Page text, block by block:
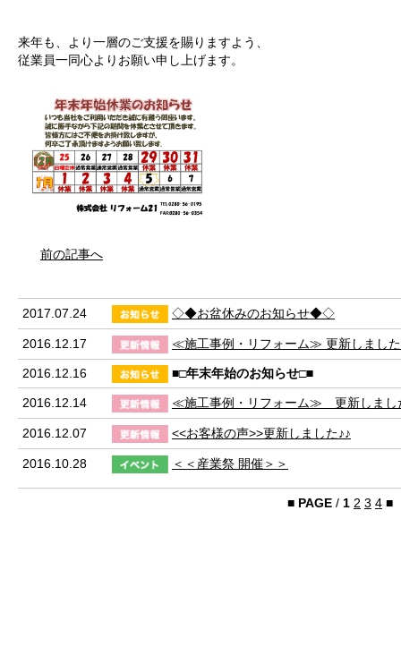
来年も、より一層のご支援を賜りますよう、
従業員一同心よりお願い申し上げます。
前の記事へ
2017.07.24 ◇◆お盆休みのお知らせ◆◇
2016.12.17 ​≪施工事例・リフォーム≫ 更新しまし
2016.12.16 ​■□年末年始のお知らせ□■
2016.12.14 ≪施工事例・リフォーム≫ 更新しまし
2016.12.07 <<お客様の声>>更新しました♪♪
2016.10.28 ​＜＜産業祭 開催＞＞
■ PAGE / 1 2 3 4 ■